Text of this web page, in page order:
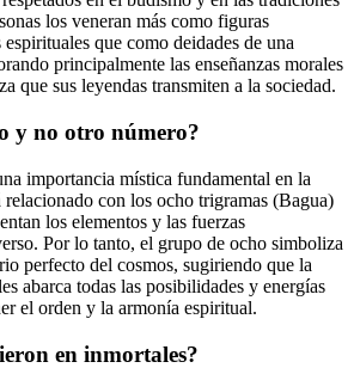
los veneran más como figuras
que como deidades de una
principalmente las enseñanzas morales
que sus leyendas transmiten a la sociedad.
y no otro número?
importancia mística fundamental en la
con los ocho trigramas (Bagua)
los elementos y las fuerzas
Por lo tanto, el grupo de ocho simboliza
perfecto del cosmos, sugiriendo que la
abarca todas las posibilidades y energías
el orden y la armonía espiritual.
en inmortales?